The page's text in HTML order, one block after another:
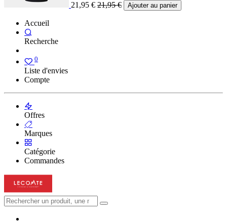
21,95 € 21,95€ Ajouter au panier
Accueil
Recherche
0
Liste d'envies
Compte
Offres
Marques
Catégorie
Commandes